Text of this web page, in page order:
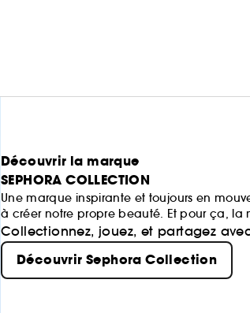
Découvrir la marque
SEPHORA COLLECTION
Une marque inspirante et toujours en
à créer notre propre beauté. Et pour ça,
maquillage aux soins, du capillaire au
mission de démocratiser une beauté
Collectionnez, jouez, et partagez
Découvrir Sephora Collection